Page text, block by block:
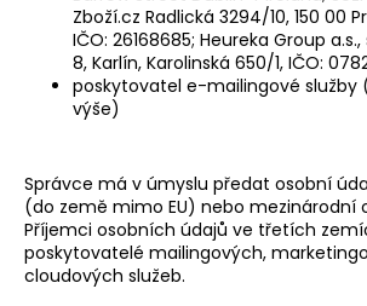
Zboží.cz Radlická 3294/10, 150 00
IČO: 26168685; Heureka Group
8, Karlín, Karolinská 650/1, IČO:
poskytovatel e-mailingové služby
výše)
Správce má v úmyslu předat osobní
(do země mimo EU) nebo mezinárodní
Příjemci osobních údajů ve třetích
poskytovatelé mailingových,
cloudových služeb.